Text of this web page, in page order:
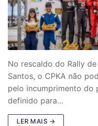
No rescaldo do Rally
Santos, o CPKA não
pelo incumprimento do
definido para…
LER MAIS →